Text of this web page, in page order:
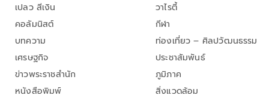
เปลว สีเงิน
คอลัมนิสต์
บทความ
เศรษฐกิจ
ข่าวพระราชสำนัก
หนังสือพิมพ์
วาไรตี้
กีฬา
ท่องเที่ยว – ศิลปวัฒนธรรม
ประชาสัมพันธ์
ภูมิภาค
สิ่งแวดล้อม